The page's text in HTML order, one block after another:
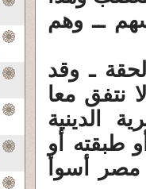
ــ وهم
ـ وقد
نتفق معا
الدينية
طبقته أو
أسوأ